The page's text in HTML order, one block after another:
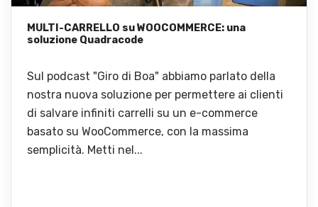
MULTI-CARRELLO su WOOCOMMERCE: una
soluzione Quadracode
Sul podcast "Giro di Boa" abbiamo parlato della
nostra nuova soluzione per permettere ai clienti
di salvare infiniti carrelli su un e-commerce
basato su WooCommerce, con la massima
semplicità. Metti nel...